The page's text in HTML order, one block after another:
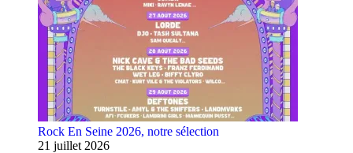
Rock En Seine 2026, notre sélection
21 juillet 2026